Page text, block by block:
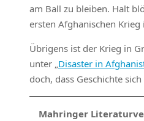
am Ball zu bleiben. Halt
ersten Afghanischen
Übrigens ist der Krieg in
unter „Disaster in
doch, dass Geschichte
Mahringer